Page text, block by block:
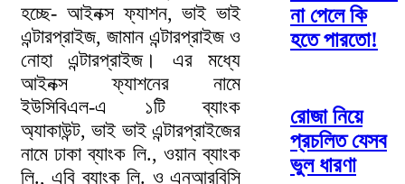
হচ্ছে- আইনক্স ফ্যাশন, ভাই ভাই
এন্টারপ্রাইজ, জামান এন্টারপ্রাইজ ও
নোহা এন্টারপ্রাইজ। এর মধ্যে
আইনক্স ফ্যাশনের নামে
ইউসিবিএল-এ ১টি ব্যাংক
অ্যাকাউন্ট, ভাই ভাই এন্টারপ্রাইজের
নামে ঢাকা ব্যাংক লি., ওয়ান ব্যাংক
লি., এবি ব্যাংক লি. ও এনআরবিসি
না পেলে কি
হতে পারতো!
রোজা নিয়ে
প্রচলিত যেসব
ভুল ধারণা